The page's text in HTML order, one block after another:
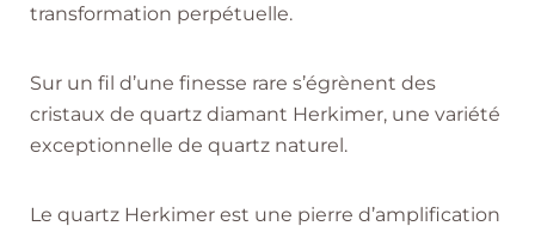
transformation perpétuelle.
Sur un fil d’une finesse rare s’égrènent des
cristaux de quartz diamant Herkimer, une variété
exceptionnelle de quartz naturel.
Le quartz Herkimer est une pierre d’amplification